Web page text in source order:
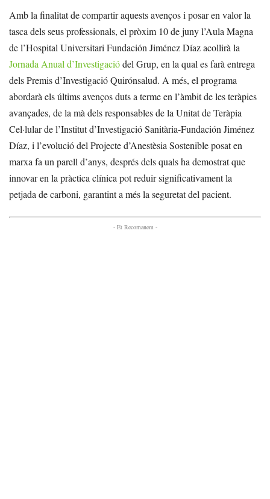
Amb la finalitat de compartir aquests avenços i posar en valor la
tasca dels seus professionals, el pròxim 10 de juny l’Aula Magna
de l’Hospital Universitari Fundación Jiménez Díaz acollirà la
Jornada Anual d’Investigaciódel Grup, en la qual es farà entrega
dels Premis d’Investigació Quirónsalud. A més, el programa
abordarà els últims avenços duts a terme en l’àmbit de les teràpies
avançades, de la mà dels responsables de la Unitat de Teràpia
Cel·lular de l’Institut d’Investigació Sanitària-Fundación Jiménez
Díaz, i l’evolució del Projecte d’Anestèsia Sostenible posat en
marxa fa un parell d’anys, després dels quals ha demostrat que
innovar en la pràctica clínica pot reduir significativament la
petjada de carboni, garantint a més la seguretat del pacient.
- Et Recomanem -